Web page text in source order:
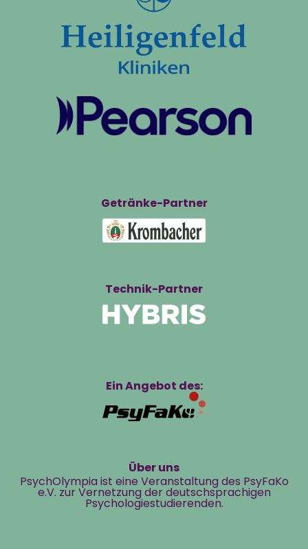
Getränke-Partner
Technik-Partner
Ein Angebot des:
Über uns
PsychOlympia ist eine Veranstaltung des PsyFaKo
e.V. zur Vernetzung der deutschsprachigen
Psychologiestudierenden.